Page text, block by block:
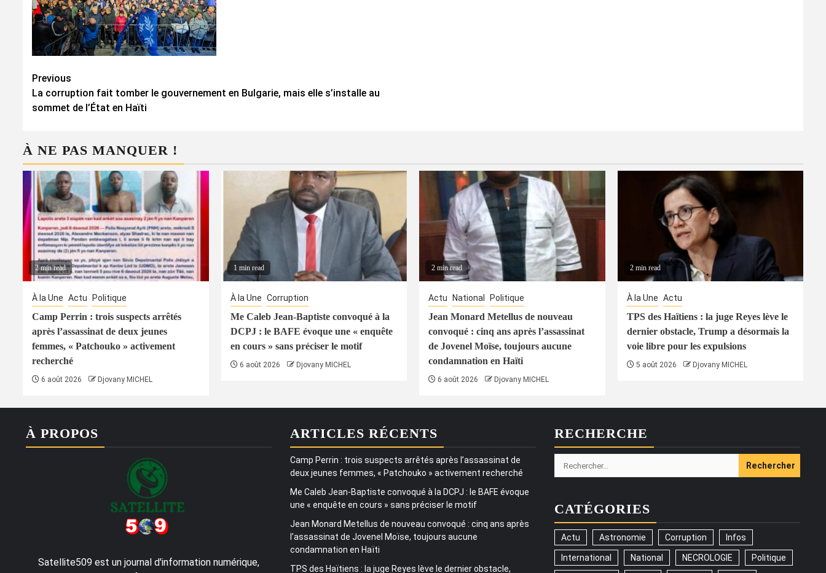
Continue
Reading
Previous
La corruption fait tomber le gouvernement en Bulgarie, mais elle s’installe au
sommet de l’État en Haïti
À NE PAS MANQUER !
2 min read
À la Une Actu Politique
Camp Perrin : trois suspects arrêtés
après l’assassinat de deux jeunes
femmes, « Patchouko » activement
recherché
6 août 2026 Djovany MICHEL
1 min read
À la Une Corruption
Me Caleb Jean-Baptiste convoqué à la
DCPJ : le BAFE évoque une « enquête
en cours » sans préciser le motif
6 août 2026 Djovany MICHEL
2 min read
Actu National Politique
Jean Monard Metellus de nouveau
convoqué : cinq ans après l’assassinat
de Jovenel Moïse, toujours aucune
condamnation en Haïti
6 août 2026 Djovany MICHEL
2 min read
À la Une Actu
TPS des Haïtiens : la juge Reyes lève le
dernier obstacle, Trump a désormais la
voie libre pour les expulsions
5 août 2026 Djovany MICHEL
À PROPOS
Satellite509 est un journal d'information numérique,
ARTICLES RÉCENTS
Camp Perrin : trois suspects arrêtés après l’assassinat de
deux jeunes femmes, « Patchouko » activement recherché
Me Caleb Jean-Baptiste convoqué à la DCPJ : le BAFE évoque
une « enquête en cours » sans préciser le motif
Jean Monard Metellus de nouveau convoqué : cinq ans après
l’assassinat de Jovenel Moïse, toujours aucune
condamnation en Haïti
TPS des Haïtiens : la juge Reyes lève le dernier obstacle,
RECHERCHE
Rechercher :
CATÉGORIES
Actu Astronomie Corruption Infos
International National NECROLOGIE Politique